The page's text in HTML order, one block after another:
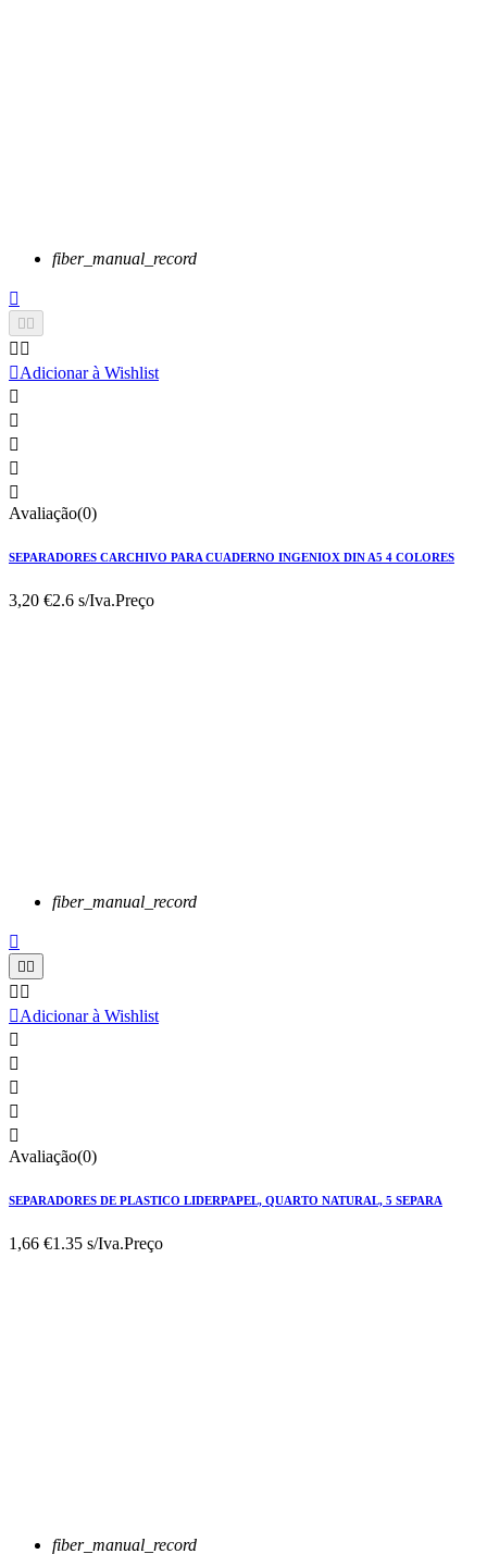
fiber_manual_record

 
 
Adicionar à Wishlist





Avaliação(0)
SEPARADORES CARCHIVO PARA CUADERNO INGENIOX DIN A5 4 COLORES
3,20 €2.6 s/Iva.Preço
fiber_manual_record

 
 
Adicionar à Wishlist





Avaliação(0)
SEPARADORES DE PLASTICO LIDERPAPEL, QUARTO NATURAL, 5 SEPARA
1,66 €1.35 s/Iva.Preço
fiber_manual_record